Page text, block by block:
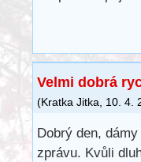
Velmi dobrá
(Kratka Jitka 10. 4.
Dobrý den,
zprávu. Kvůli